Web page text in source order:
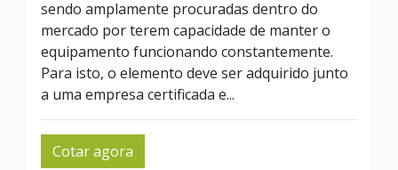
sendo amplamente procuradas dentro do
mercado por terem capacidade de manter o
equipamento funcionando constantemente.
Para isto, o elemento deve ser adquirido junto
a uma empresa certificada e...
Cotar agora